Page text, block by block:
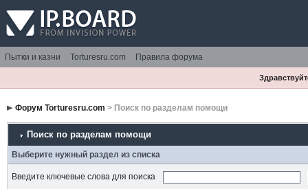
Пытки и казни Torturesru.com Правила форума
Форум Torturesru.com > Поиск по разделам помощи
Поиск по разделам помощи
Выберите нужный раздел из списка
Введите ключевые слова для поиска